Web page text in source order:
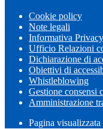
Cookie policy
Note legali
Informativa Privacy
Ufficio Relazioni
Dichiarazione di
Obiettivi di
Whistleblowing
Gestione consensi
Amministrazione
Pagina visualizzata